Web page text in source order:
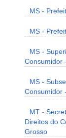
MS -
MS -
MS -
Consumidor
MS -
Consumidor
MT -
Direitos do
Grosso